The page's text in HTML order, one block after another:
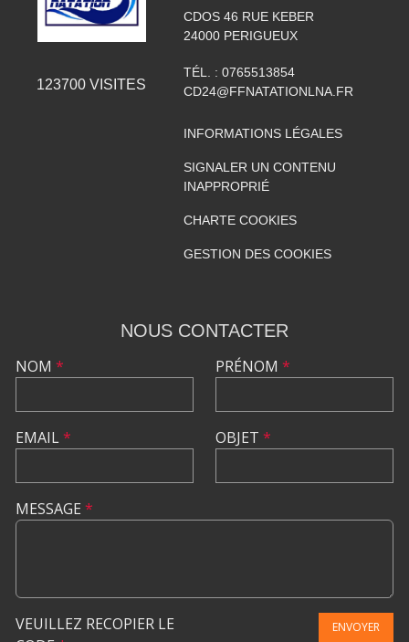
123700 VISITES
CDOS 46 RUE KEBER
24000 PERIGUEUX
TÉL. : 0765513854
CD24@FFNATATIONLNA.FR
INFORMATIONS LÉGALES
SIGNALER UN CONTENU
INAPPROPRIÉ
CHARTE COOKIES
GESTION DES COOKIES
NOUS CONTACTER
NOM *
EMAIL*
PRÉNOM *
OBJET *
MESSAGE *
VEUILLEZ RECOPIER LE
ENVOYER